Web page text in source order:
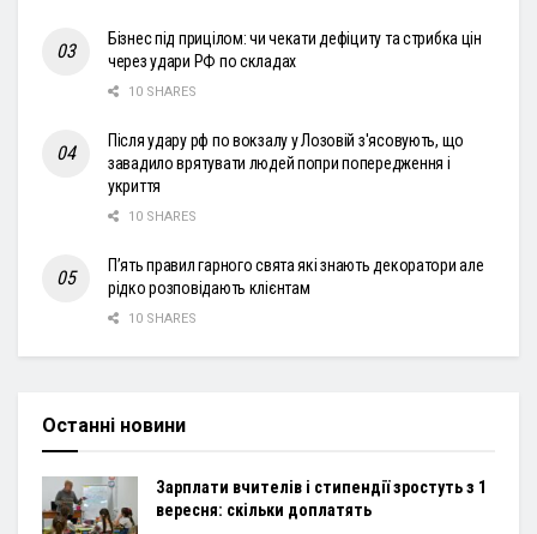
Бізнес під прицілом: чи чекати дефіциту та стрибка цін
через удари РФ по складах
10 SHARES
Після удару рф по вокзалу у Лозовій з'ясовують, що
завадило врятувати людей попри попередження і
укриття
10 SHARES
П’ять правил гарного свята які знають декоратори але
рідко розповідають клієнтам
10 SHARES
Останні новини
Зарплати вчителів і стипендії зростуть з 1
вересня: скільки доплатять